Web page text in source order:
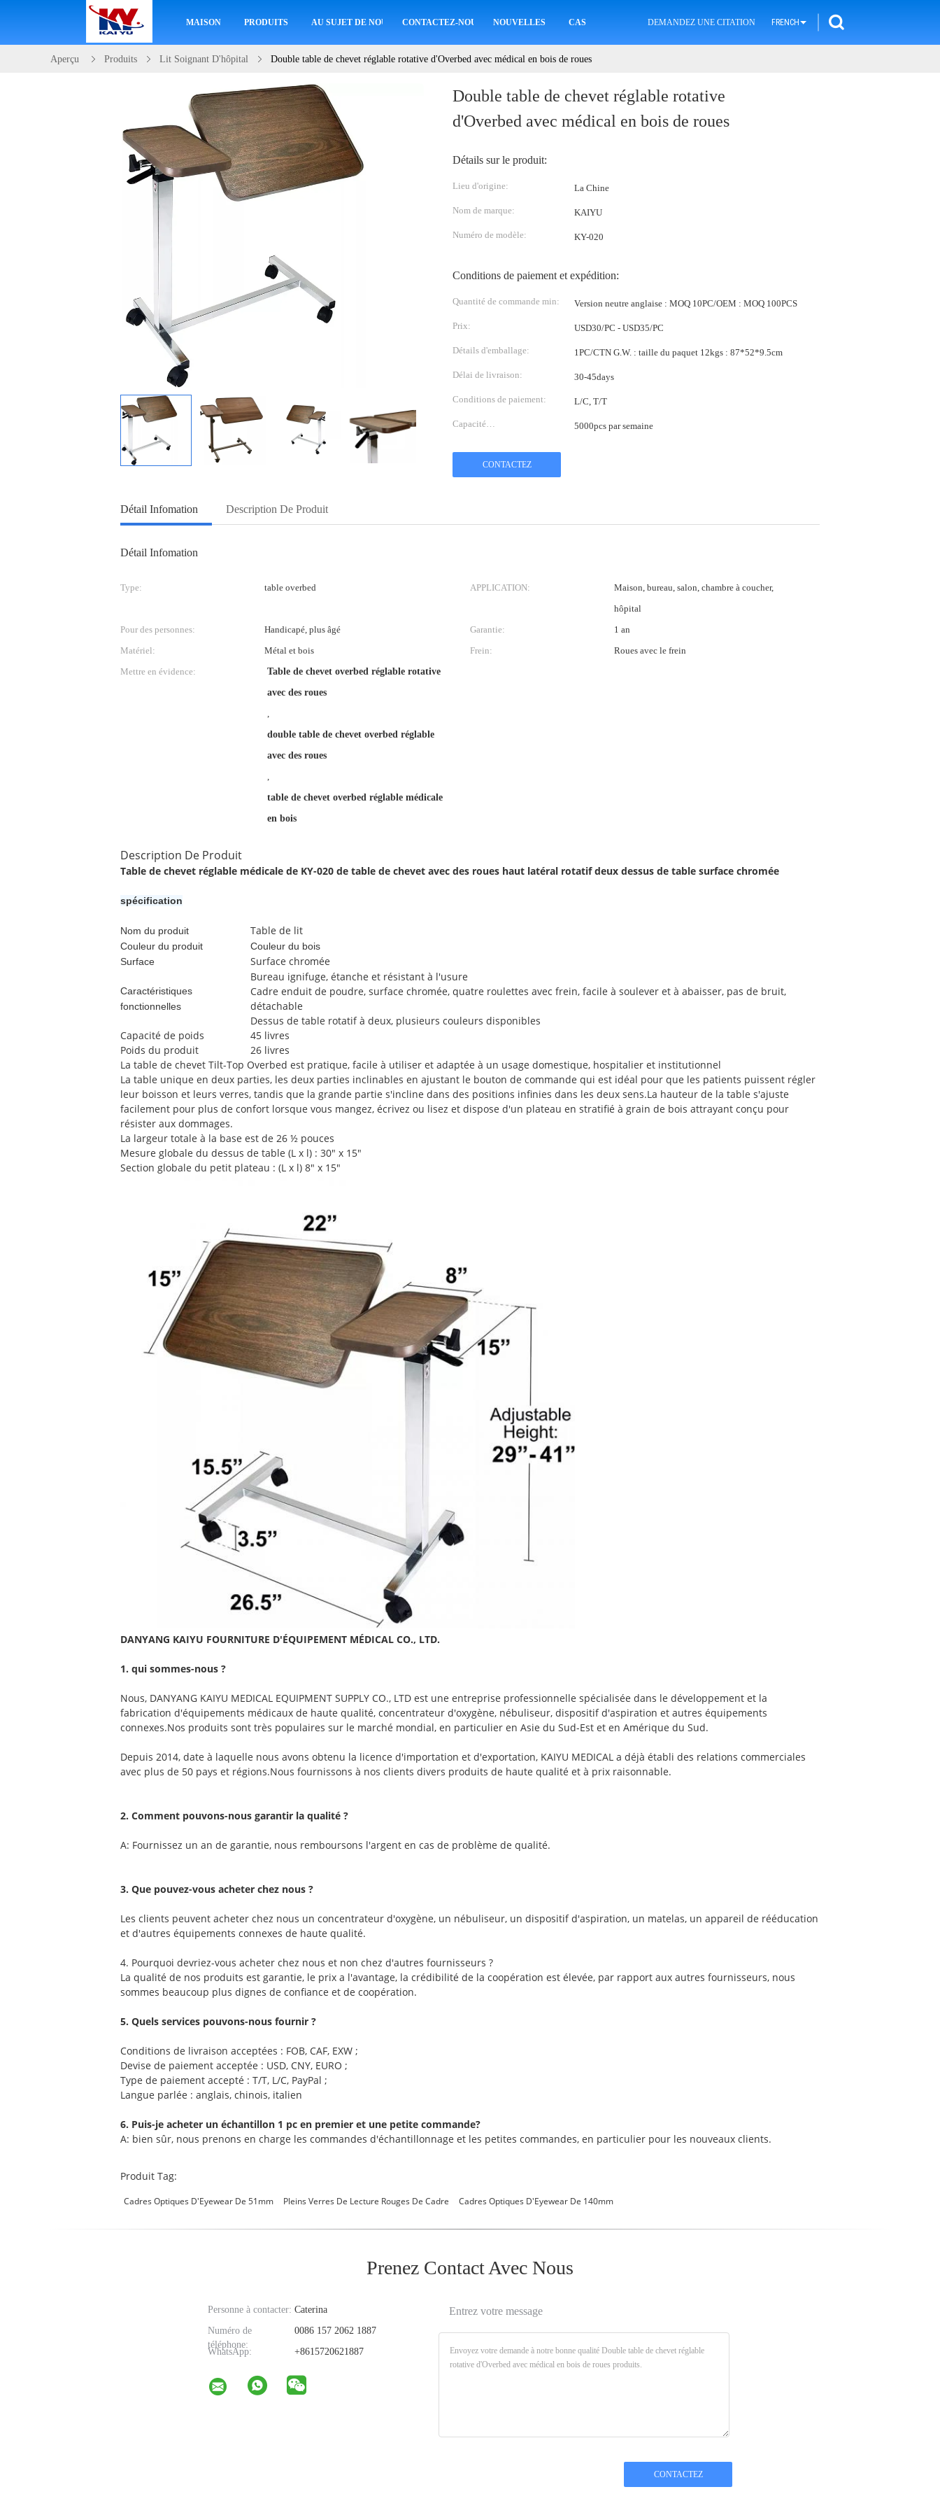
MAISON PRODUITS AU SUJET DE NOUS CONTACTEZ-NOUS NOUVELLES CAS DEMANDEZ UNE CITATION FRENCH
Aperçu Produits Lit Soignant D'hôpital Double table de chevet réglable rotative d'Overbed avec médical en bois de roues
Double table de chevet réglable rotative
d'Overbed avec médical en bois de roues
Détails sur le produit:
Lieu d'origine: La Chine
Nom de marque: KAIYU
Numéro de modèle: KY-020
Conditions de paiement et expédition:
Quantité de commande min: Version neutre anglaise : MOQ 10PC/OEM : MOQ 100PCS
Prix: USD30/PC - USD35/PC
Détails d'emballage: 1PC/CTN G.W. : taille du paquet 12kgs : 87*52*9.5cm
Délai de livraison: 30-45days
Conditions de paiement: L/C, T/T
Capacité
5000pcs par semaine
CONTACTEZ
Détail Infomation Description De Produit
Détail Infomation
Type: table overbed APPLICATION:
Maison, bureau, salon, chambre à coucher,
hôpital
Pour des personnes:
Handicapé, plus âgé Garantie:
1 an
Matériel:
Métal et bois Frein:
Roues avec le frein
Mettre en évidence:
Table de chevet overbed réglable rotative
avec des roues
,
double table de chevet overbed réglable
avec des roues
,
table de chevet overbed réglable médicale
en bois
Description De Produit
Table de chevet réglable médicale de KY-020 de table de chevet avec des roues haut latéral rotatif deux dessus de table surface chromée
spécification
Nom du produit Table de lit
Couleur du produit
Couleur du bois
Surface
Surface chromée
Caractéristiques
fonctionnelles
Bureau ignifuge, étanche et résistant à l'usure
Cadre enduit de poudre, surface chromée, quatre roulettes avec frein, facile à soulever et à abaisser, pas de bruit,
détachable
Dessus de table rotatif à deux, plusieurs couleurs disponibles
Capacité de poids
45 livres
Poids du produit
26 livres
La table de chevet Tilt-Top Overbed est pratique, facile à utiliser et adaptée à un usage domestique, hospitalier et institutionnel
La table unique en deux parties, les deux parties inclinables en ajustant le bouton de commande qui est idéal pour que les patients puissent régler
leur boisson et leurs verres, tandis que la grande partie s'incline dans des positions infinies dans les deux sens.La hauteur de la table s'ajuste
facilement pour plus de confort lorsque vous mangez, écrivez ou lisez et dispose d'un plateau en stratifié à grain de bois attrayant conçu pour
résister aux dommages.
La largeur totale à la base est de 26 ½ pouces
Mesure globale du dessus de table (L x l) : 30" x 15"
Section globale du petit plateau : (L x l) 8" x 15"
DANYANG KAIYU FOURNITURE D'ÉQUIPEMENT MÉDICAL CO., LTD.
1. qui sommes-nous ?
Nous, DANYANG KAIYU MEDICAL EQUIPMENT SUPPLY CO., LTD est une entreprise professionnelle spécialisée dans le développement et la
fabrication d'équipements médicaux de haute qualité, concentrateur d'oxygène, nébuliseur, dispositif d'aspiration et autres équipements
connexes.Nos produits sont très populaires sur le marché mondial, en particulier en Asie du Sud-Est et en Amérique du Sud.
Depuis 2014, date à laquelle nous avons obtenu la licence d'importation et d'exportation, KAIYU MEDICAL a déjà établi des relations commerciales
avec plus de 50 pays et régions.Nous fournissons à nos clients divers produits de haute qualité et à prix raisonnable.
2. Comment pouvons-nous garantir la qualité ?
A: Fournissez un an de garantie, nous remboursons l'argent en cas de problème de qualité.
3. Que pouvez-vous acheter chez nous ?
Les clients peuvent acheter chez nous un concentrateur d'oxygène, un nébuliseur, un dispositif d'aspiration, un matelas, un appareil de rééducation
et d'autres équipements connexes de haute qualité.
4. Pourquoi devriez-vous acheter chez nous et non chez d'autres fournisseurs ?
La qualité de nos produits est garantie, le prix a l'avantage, la crédibilité de la coopération est élevée, par rapport aux autres fournisseurs, nous
sommes beaucoup plus dignes de confiance et de coopération.
5. Quels services pouvons-nous fournir ?
Conditions de livraison acceptées : FOB, CAF, EXW ;
Devise de paiement acceptée : USD, CNY, EURO ;
Type de paiement accepté : T/T, L/C, PayPal ;
Langue parlée : anglais, chinois, italien
6. Puis-je acheter un échantillon 1 pc en premier et une petite commande?
A: bien sûr, nous prenons en charge les commandes d'échantillonnage et les petites commandes, en particulier pour les nouveaux clients.
Produit Tag:
Cadres Optiques D'Eyewear De 51mm Pleins Verres De Lecture Rouges De Cadre Cadres Optiques D'Eyewear De 140mm
Prenez Contact Avec Nous
Personne à contacter: Caterina
Numéro de
téléphone:
0086 157 2062 1887
WhatsApp:
+8615720621887
Entrez votre message